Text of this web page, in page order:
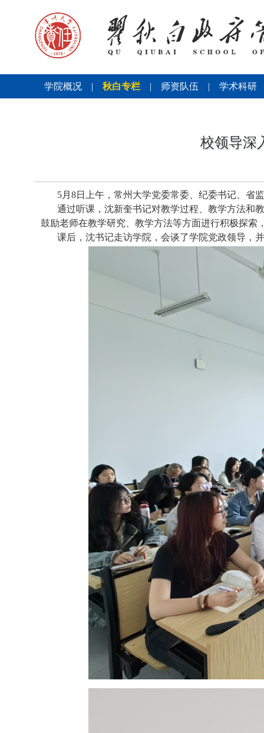
学院概况 | 秋白专栏 | 师资队伍 | 学术科研
校领导深
5月 8日上午，常州大学党委常委、纪委书记、省
通过听课，沈新奎书记对教学过程、教学方法和
鼓励老师在教学研究、教学方法等方面进行积极探
课后，沈书记走访学院，会谈了学院党政领导，